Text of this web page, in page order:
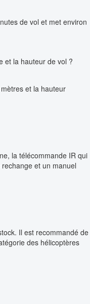
de vol et met environ
et la hauteur de vol ?
et la hauteur
la télécommande IR qui
et un manuel
Il est recommandé de
des hélicoptères